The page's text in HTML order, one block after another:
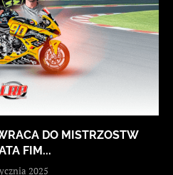
DO MISTRZOSTW
FIM...
2025